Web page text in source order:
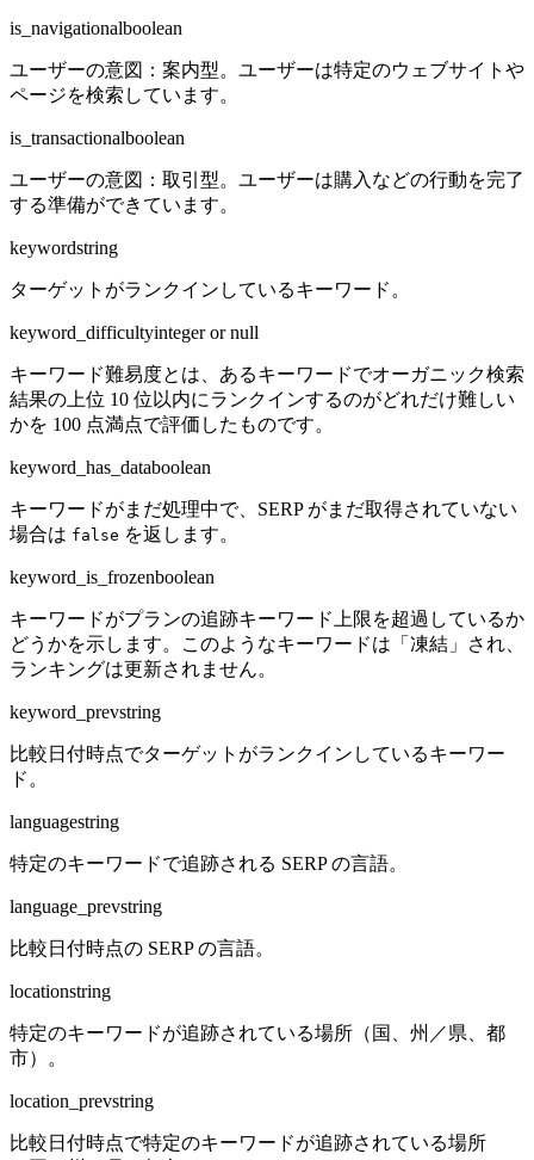
is_navigationalboolean
ユーザーの意図：案内型。ユーザーは特定のウェブサイトや
ページを検索しています。
is_transactionalboolean
ユーザーの意図：取引型。ユーザーは購入などの行動を完了
する準備ができています。
keywordstring
ターゲットがランクインしているキーワード。
keyword_difficultyinteger or null
キーワード難易度とは、あるキーワードでオーガニック検索
結果の上位 10 位以内にランクインするのがどれだけ難しい
かを 100 点満点で評価したものです。
keyword_has_databoolean
キーワードがまだ処理中で、SERP がまだ取得されていない
場合は false を返します。
keyword_is_frozenboolean
キーワードがプランの追跡キーワード上限を超過しているか
どうかを示します。このようなキーワードは「凍結」され、
ランキングは更新されません。
keyword_prevstring
比較日付時点でターゲットがランクインしているキーワー
ド。
languagestring
特定のキーワードで追跡される SERP の言語。
language_prevstring
比較日付時点の SERP の言語。
locationstring
特定のキーワードが追跡されている場所（国、州／県、都
市）。
location_prevstring
比較日付時点で特定のキーワードが追跡されている場所